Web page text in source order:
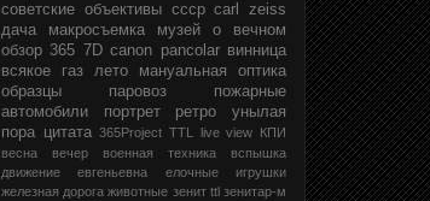
советские объективы ссср carl zeiss
дача
макросъемка музей
о вечном
обзор 365 7D canon pancolar винница
всякое
газ лето
мануальная оптика
образцы
паровоз
пожарные
автомобили
портрет ретро
унылая
пора цитата 365Project TTL live view КПИ
весна
вечер военная техника
вспышка
движение
евгеньевна
елочные игрушки
железная дорога животные зенит ttl зенитар-м